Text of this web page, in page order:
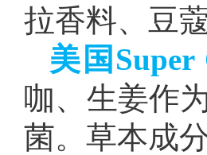
拉香料、豆蔻
美国
咖、生姜作
菌。草本成